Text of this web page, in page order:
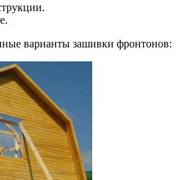
варианты зашивки фронтонов: